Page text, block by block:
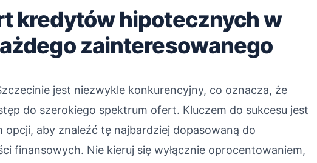
kredytów hipotecznych w
zainteresowanego
jest niezwykle konkurencyjny, co oznacza, że
do szerokiego spektrum ofert. Kluczem do sukcesu jest
aby znaleźć tę najbardziej dopasowaną do
finansowych. Nie kieruj się wyłącznie oprocentowaniem,